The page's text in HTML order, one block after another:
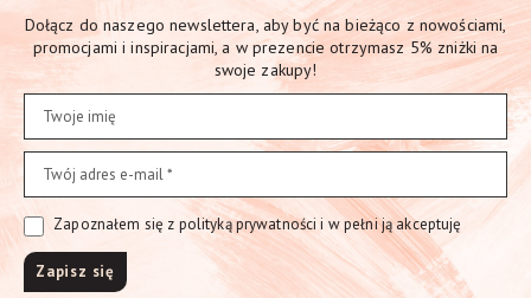
Dołącz do naszego newslettera, aby być na bieżąco z nowościami,
promocjami i inspiracjami, a w prezencie otrzymasz 5% zniżki na
swoje zakupy!
Zapoznałem się z polityką prywatności i w pełni ją akceptuję